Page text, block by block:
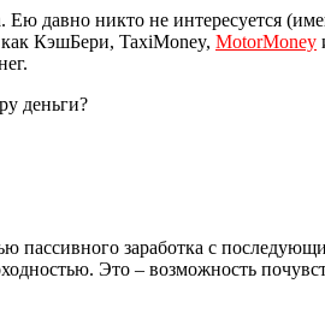
Ею давно никто не интересуется
КэшБери, TaxiMoney, MotorMoney
деньги?
пассивного заработка с
Это – возможность